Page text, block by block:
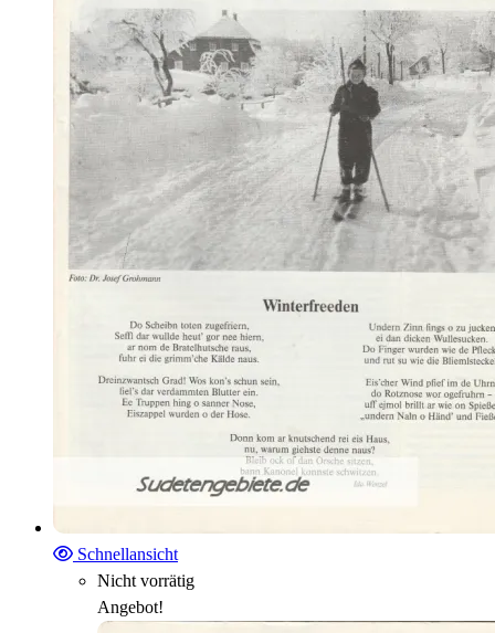
Schnellansicht
Nicht vorrätig
Angebot!